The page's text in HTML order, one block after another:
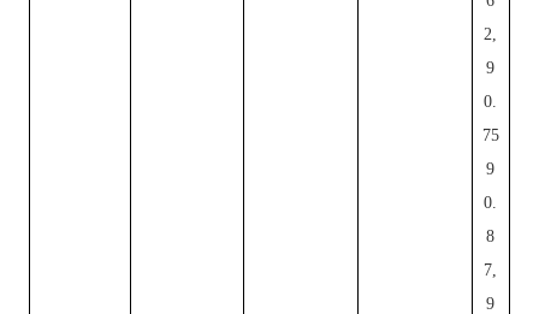
2,
9
0.
75
9
0.
8
7,
9